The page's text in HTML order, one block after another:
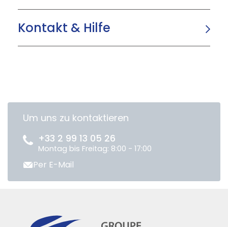
Kontakt & Hilfe
Um uns zu kontaktieren
+33 2 99 13 05 26
Montag bis Freitag: 8:00 - 17:00
Per E-Mail